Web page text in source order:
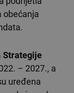
obećanja
Strategije
– 2027., a
uređena